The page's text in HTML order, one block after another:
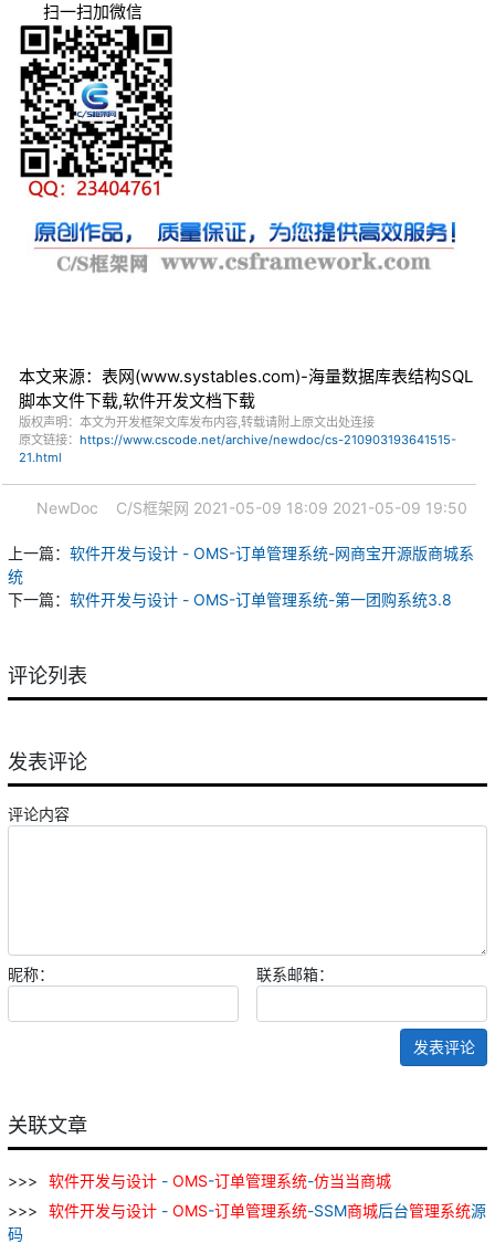
扫一扫加微信
本文来源：表网(www.systables.com)-海量数据库表结构SQL
脚本文件下载,软件开发文档下载
版权声明：本文为开发框架文库发布内容,转载请附上原文出处连接
原文链接： https://www.cscode.net/archive/newdoc/cs-210903193641515-
21.html
NewDoc C/S框架网 2021-05-09 18:09 2021-05-09 19:50
上一篇： 软件开发与设计 - OMS-订单管理系统-网商宝开源版商城系
统
下一篇： 软件开发与设计 - OMS-订单管理系统-第一团购系统3.8
评论列表
发表评论
评论内容
昵称： 联系邮箱：
发表评论
关联文章
软件开发与设计 - OMS-订单管理系统-仿当当商城
软件开发与设计 - OMS-订单管理系统-SSM商城后台管理系统源
码